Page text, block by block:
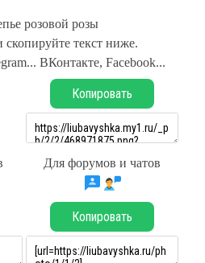
розовой розы
текст ниже.
ВКонтакте, Facebook...
Копировать
Для форумов и чатов
Копировать